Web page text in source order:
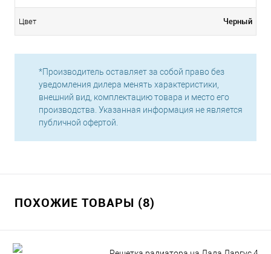
Цвет Черный
*Производитель оставляет за собой право без
уведомления дилера менять характеристики,
внешний вид, комплектацию товара и место его
производства. Указанная информация не является
публичной офертой.
ПОХОЖИЕ ТОВАРЫ (8)